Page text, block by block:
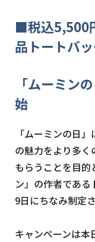
■税込5,500
品トートバ
「ムーミン
始
「ムーミンの日
の魅力をより多く
もらうことを目的
ン」の作者であ
9日にちなみ制定
キャンペーンは本